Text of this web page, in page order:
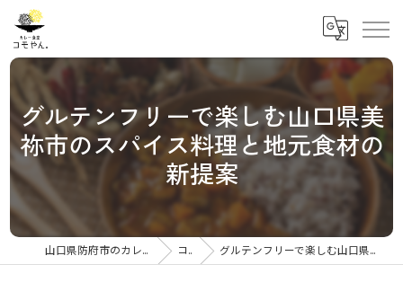
グルテンフリーで楽しむ山口県美
祢市のスパイス料理と地元食材の
新提案
山口県防府市のカレーならカレー食堂コモやん コラム グルテンフリーで楽しむ山口県美祢市のスパイス料理と地元食材の新提案